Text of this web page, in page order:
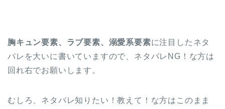
胸キュン要素、ラブ要素、溺愛系要素に注目したネタ
バレを大いに書いていますので、ネタバレNG！な方は
回れ右でお願いします。
むしろ、ネタバレ知りたい！教えて！な方はこのまま